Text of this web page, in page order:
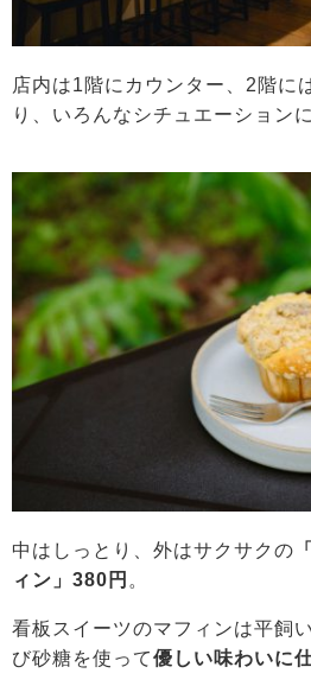
店内は1階にカウンター、2階に
り、いろんなシチュエーション
中はしっとり、外はサクサクの
ィン」380円 。
看板スイーツのマフィンは平飼
び砂糖を使って優しい味わいに